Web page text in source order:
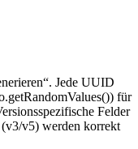
Jede UUID
für
Felder
v5) werden korrekt